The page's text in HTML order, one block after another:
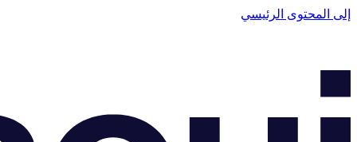
إلى المحتوى الرئيسي